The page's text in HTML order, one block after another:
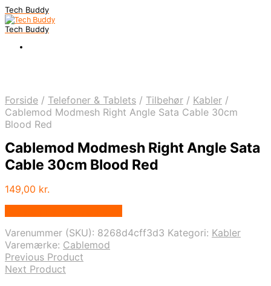
Tech Buddy
Tech Buddy
Forside / Telefoner & Tablets / Tilbehør / Kabler /
Cablemod Modmesh Right Angle Sata Cable 30cm
Blood Red
Cablemod Modmesh Right Angle Sata
Cable 30cm Blood Red
149,00 kr.
Varenummer (SKU): 8268d4cff3d3 Kategori: Kabler
Varemærke: Cablemod
Previous Product
Next Product